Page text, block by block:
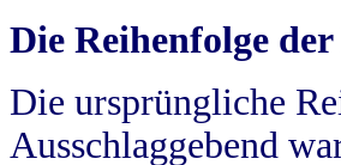
Die Reihenfolge
Die ursprüngliche
Ausschlaggebend